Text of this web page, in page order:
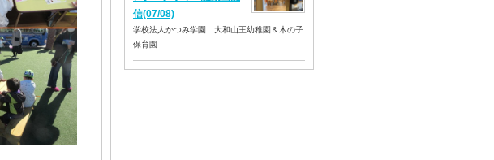
信(07/08)
学校法人かつみ学園 大和山王幼稚園＆木の子
保育園